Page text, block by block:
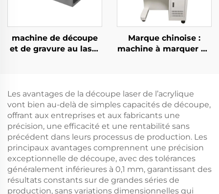
machine de découpe
et de gravure au laser
Marque chinoise :
machine à marquer au
W, 30 W, 50 W ;
graveur laser 3D
Les avantages de la découpe laser de l’acrylique
vont bien au-delà de simples capacités de découpe,
offrant aux entreprises et aux fabricants une
précision, une efficacité et une rentabilité sans
précédent dans leurs processus de production. Les
principaux avantages comprennent une précision
exceptionnelle de découpe, avec des tolérances
généralement inférieures à 0,1 mm, garantissant des
résultats constants sur de grandes séries de
production, sans variations dimensionnelles qui